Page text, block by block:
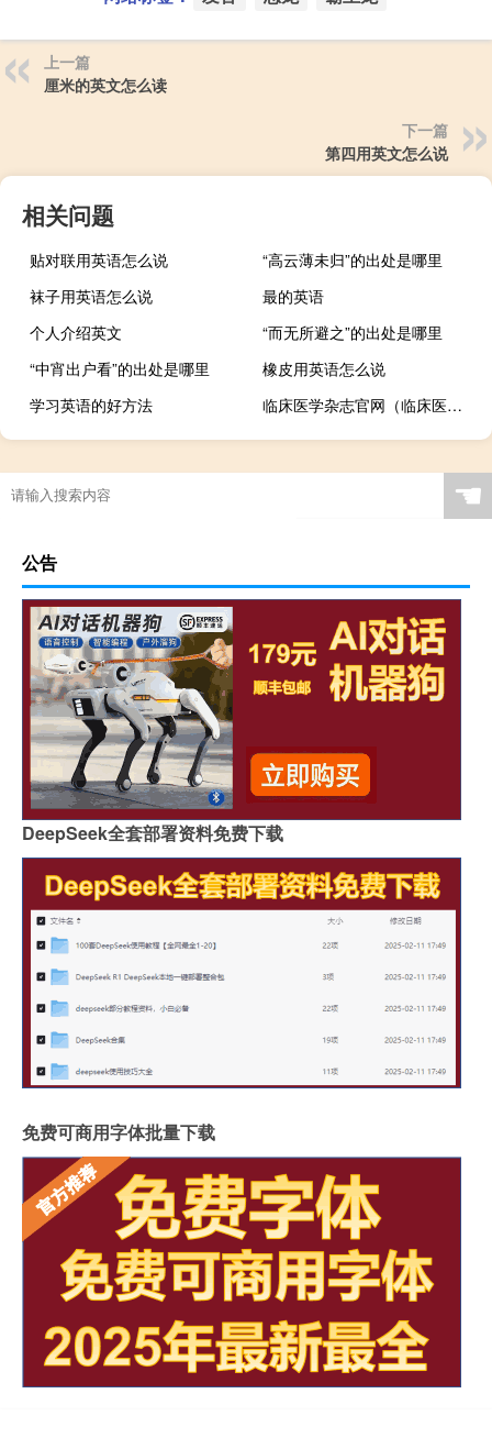
上一篇
厘米的英文怎么读
下一篇
第四用英文怎么说
相关问题
贴对联用英语怎么说
“高云薄未归”的出处是哪里
袜子用英语怎么说
最的英语
个人介绍英文
“而无所避之”的出处是哪里
“中宵出户看”的出处是哪里
橡皮用英语怎么说
学习英语的好方法
临床医学杂志官网（临床医学杂志）
☚
公告
DeepSeek全套部署资料免费下载
免费可商用字体批量下载